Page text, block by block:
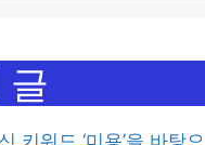
글
키워드 ‘미용’을 바탕으